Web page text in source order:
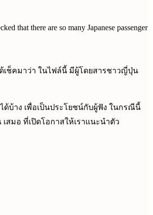
that there are so many Japanese passenger
ช็คมาว่า ในไฟล์นี้ มีผู้โดยสารชาวญี่ปุ่น
ด้บ้าง เพื่อเป็นประโยชน์กับผู้ฟัง ในกรณีนี้
สมอ ที่เปิดโอกาสให้เราแนะนำตัว